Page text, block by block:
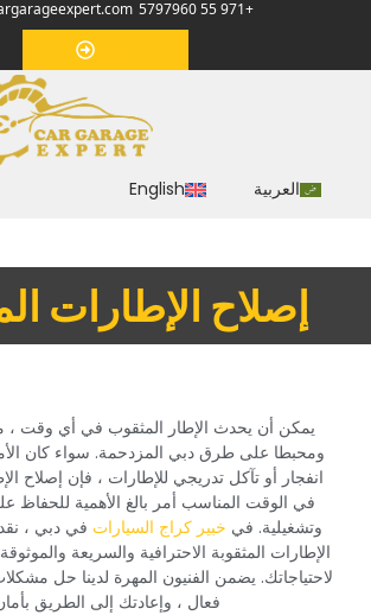
+971 55 5797960
‏موعد‏
العربية English
‏إصلاح الإطارات
‏يمكن أن يحدث الإطار المثقوب في أي وقت ،
ومحبطا على طرق دبي المزدحمة. سواء كان
انفجار أو تآكل تدريجي للإطارات ، فإن إصلاح
في الوقت المناسب أمر بالغ الأهمية للحفاظ
وتشغيلية.‏ في خبير كراج السيارات ‏في دبي ،
الإطارات المثقوبة الاحترافية والسريعة
لاحتياجاتك. يضمن الفنيون المهرة لدينا حل
فعال ، وإعادتك إلى الطريق